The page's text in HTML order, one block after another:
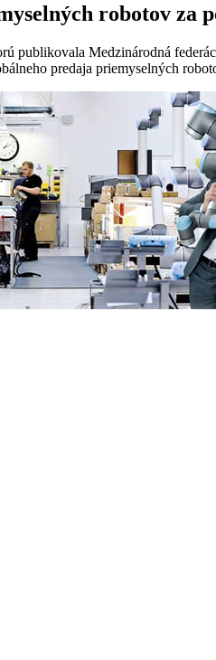
robotov za
publikovala Medzinárodná
predaja priemyselných